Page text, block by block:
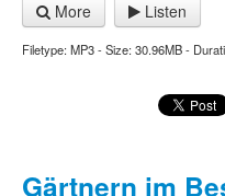
More
Listen
Filetype: MP3 - Size: 30.96MB -
Gärtnern im